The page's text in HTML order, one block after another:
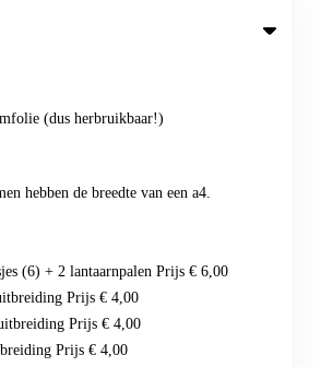
(dus herbruikbaar!)
hebben de breedte van een a4.
(6) + 2 lantaarnpalen Prijs € 6,00
Prijs € 4,00
Prijs € 4,00
Prijs € 4,00